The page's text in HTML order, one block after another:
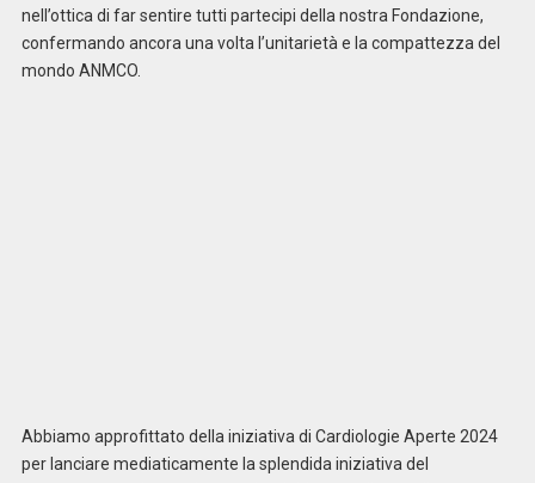
nell’ottica di far sentire tutti partecipi della nostra Fondazione,
confermando ancora una volta l’unitarietà e la compattezza del
mondo ANMCO.
Abbiamo approfittato della iniziativa di Cardiologie Aperte 2024
per lanciare mediaticamente la splendida iniziativa del